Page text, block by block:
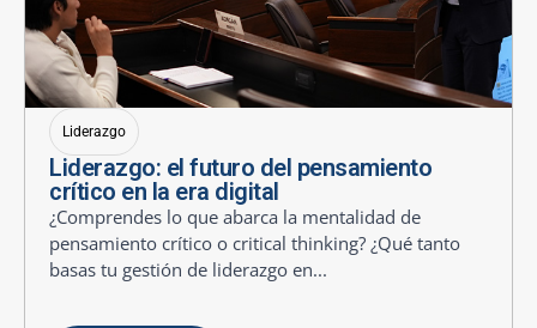
Liderazgo
Liderazgo: el futuro del pensamiento
crítico en la era digital
¿Comprendes lo que abarca la mentalidad de
pensamiento crítico o critical thinking? ¿Qué tanto
basas tu gestión de liderazgo en...